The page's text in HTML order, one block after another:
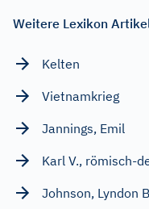
Weitere Lexikon Artikel
Kelten
Vietnamkrieg
Jannings, Emil
Karl V., römisch-
Johnson, Lyndon